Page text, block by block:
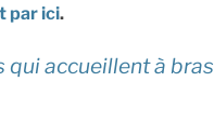
par ici.
qui accueillent à